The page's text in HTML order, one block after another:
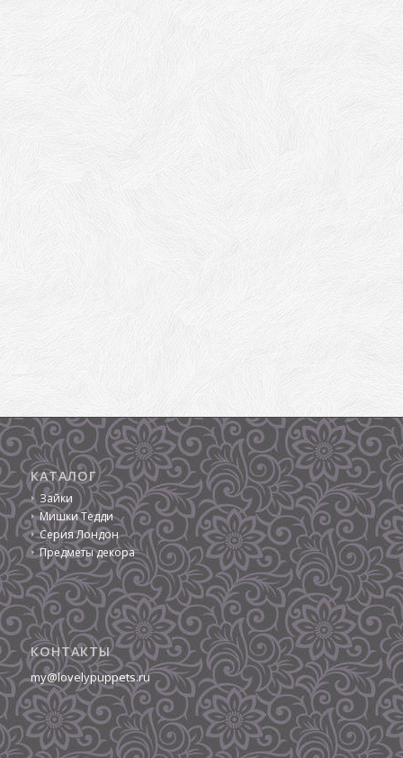
КАТАЛОГ
Зайки
Мишки Тедди
Серия Лондон
Предметы декора
КОНТАКТЫ
my@lovelypuppets.ru